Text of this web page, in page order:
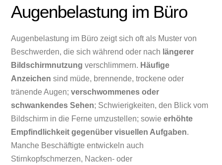
Augenbelastung im Büro
Augenbelastung im Büro zeigt sich oft als Muster von
Beschwerden, die sich während oder nach längerer
Bildschirmnutzung verschlimmern. Häufige
Anzeichen sind müde, brennende, trockene oder
tränende Augen;verschwommenes oder
schwankendes Sehen; Schwierigkeiten, den Blick vom
Bildschirm in die Ferne umzustellen; sowieerhöhte
Empfindlichkeit gegenüber visuellen Aufgaben.
Manche Beschäftigte entwickeln auch
Stirnkopfschmerzen, Nacken- oder